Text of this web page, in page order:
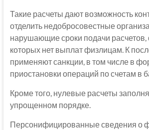
Такие расчеты дают возможность
отделить недобросовестные
нарушающие сроки подачи расчетов,
которых нет выплат физлицам. К
применяют санкции, в том числе в
приостановки операций по счетам в
Кроме того, нулевые расчеты
упрощенном порядке.
Персонифицированные сведения о